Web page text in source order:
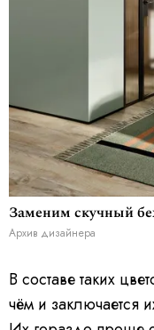
Заменим скучный
Архив дизайнера
В составе таких
чём и заключается